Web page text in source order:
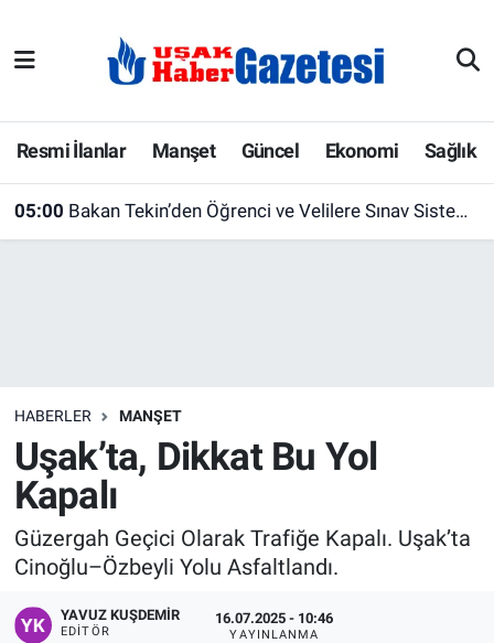
Resmi İlanlar Manşet Güncel Ekonomi Sağlık
05:00 Bakan Tekin’den Öğrenci ve Velilere Sınav Sistemi Açıklaması: Değişiklik Olacak mı?
HABERLER MANŞET
Uşak’ta, Dikkat Bu Yol
Kapalı
Güzergah Geçici Olarak Trafiğe Kapalı. Uşak’ta
Cinoğlu–Özbeyli Yolu Asfaltlandı.
YAVUZ KUŞDEMIR
EDITÖR
16.07.2025 - 10:46
YAYINLANMA
E-Gazete
Ekonomi
Köşe Yazarları
Kültür Sanat
Manşet
Uşak Hava Durumu
Uşak Trafik Yoğunluk Haritası
Süper Lig Puan Durumu ve Fikstür